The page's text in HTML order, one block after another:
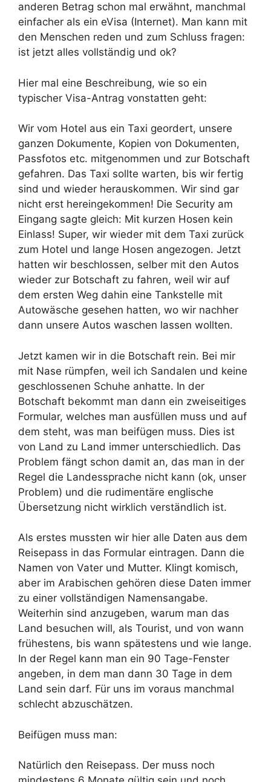
anderen Betrag schon mal erwähnt, manchmal
einfacher als ein eVisa (Internet). Man kann mit
den Menschen reden und zum Schluss fragen:
ist jetzt alles vollständig und ok?
Hier mal eine Beschreibung, wie so ein
typischer Visa-Antrag vonstatten geht:
Wir vom Hotel aus ein Taxi geordert, unsere
ganzen Dokumente, Kopien von Dokumenten,
Passfotos etc. mitgenommen und zur Botschaft
gefahren. Das Taxi sollte warten, bis wir fertig
sind und wieder herauskommen. Wir sind gar
nicht erst hereingekommen! Die Security am
Eingang sagte gleich: Mit kurzen Hosen kein
Einlass! Super, wir wieder mit dem Taxi zurück
zum Hotel und lange Hosen angezogen. Jetzt
hatten wir beschlossen, selber mit den Autos
wieder zur Botschaft zu fahren, weil wir auf
dem ersten Weg dahin eine Tankstelle mit
Autowäsche gesehen hatten, wo wir nachher
dann unsere Autos waschen lassen wollten.
Jetzt kamen wir in die Botschaft rein. Bei mir
mit Nase rümpfen, weil ich Sandalen und keine
geschlossenen Schuhe anhatte. In der
Botschaft bekommt man dann ein zweiseitiges
Formular, welches man ausfüllen muss und auf
dem steht, was man beifügen muss. Dies ist
von Land zu Land immer unterschiedlich. Das
Problem fängt schon damit an, das man in der
Regel die Landessprache nicht kann (ok, unser
Problem) und die rudimentäre englische
Übersetzung nicht wirklich verständlich ist.
Als erstes mussten wir hier alle Daten aus dem
Reisepass in das Formular eintragen. Dann die
Namen von Vater und Mutter. Klingt komisch,
aber im Arabischen gehören diese Daten immer
zu einer vollständigen Namensangabe.
Weiterhin sind anzugeben, warum man das
Land besuchen will, als Tourist, und von wann
frühestens, bis wann spätestens und wie lange.
In der Regel kann man ein 90 Tage-Fenster
angeben, in dem man dann 30 Tage in dem
Land sein darf. Für uns im voraus manchmal
schlecht abzuschätzen.
Beifügen muss man:
Natürlich den Reisepass. Der muss noch